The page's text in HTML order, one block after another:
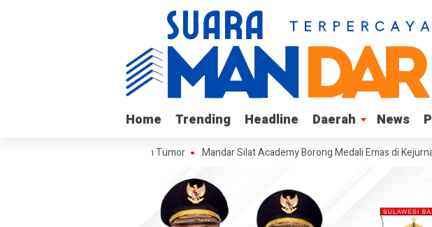
Home Trending Headline Daerah News
Home Trending Headline Daerah News
Mandar Silat Academy Borong Medali Emas di Kejurnas